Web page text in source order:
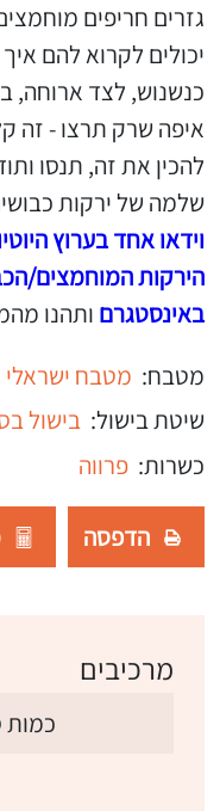
גזרים חריפים
יכולים לקרוא להם
כנשנוש, לצד ארוחה,
איפה שרק תרצו - זה
להכין את זה, תנסו
שלמה של ירקות
וידאו אחד בערוץ
הירקות המוחמצים/
באינסטגרם ותהנו
מטבח: מטבח ישראלי
שיטת בישול: בישול
כשרות: פרווה
הדפסה
מרכיבים
כמות